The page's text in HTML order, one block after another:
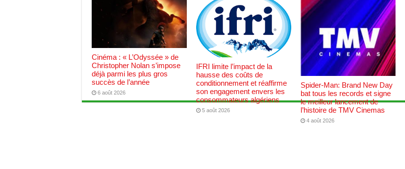
Cinéma : « L’Odyssée » de
Christopher Nolan s’impose
déjà parmi les plus gros
succès de l’année
6 août 2026
IFRI limite l’impact de la
hausse des coûts de
conditionnement et réaffirme
son engagement envers les
consommateurs algériens
5 août 2026
Spider-Man: Brand New Day
bat tous les records et signe
le meilleur lancement de
l’histoire de TMV Cinemas
4 août 2026